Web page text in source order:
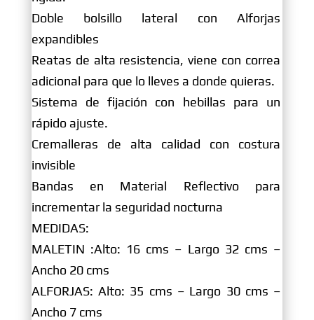
Doble bolsillo lateral con Alforjas
expandibles
Reatas de alta resistencia, viene con correa
adicional para que lo lleves a donde quieras.
Sistema de fijación con hebillas para un
rápido ajuste.
Cremalleras de alta calidad con costura
invisible
Bandas en Material Reflectivo para
incrementar la seguridad nocturna
MEDIDAS:
MALETIN :Alto: 16 cms – Largo 32 cms –
Ancho 20 cms
ALFORJAS: Alto: 35 cms – Largo 30 cms –
Ancho 7 cms